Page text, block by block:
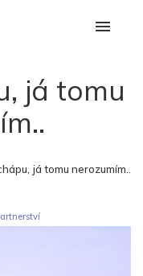
já tomu
já tomu nerozumím..